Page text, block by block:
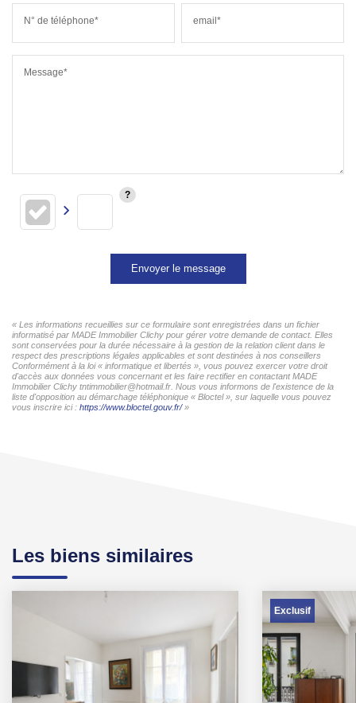
N° de téléphone* email*
Message*
Envoyer le message
« Les informations recueillies sur ce formulaire sont enregistrées dans un fichier
informatisé par MADE Immobilier Clichy pour gérer votre demande de contact. Elles
sont conservées pour la durée nécessaire à la gestion de la relation client dans le
respect des prescriptions légales applicables et sont destinées à nos conseillers
Conformément à la loi « informatique et libertés », vous pouvez exercer votre droit
d'accès aux données vous concernant et les faire rectifier en contactant MADE
Immobilier Clichy tntimmobilier@hotmail.fr. Nous vous informons de l'existence de la
liste d'opposition au démarchage téléphonique « Bloctel », sur laquelle vous pouvez
vous inscrire ici : https://www.bloctel.gouv.fr/»
Les biens similaires
Exclusif